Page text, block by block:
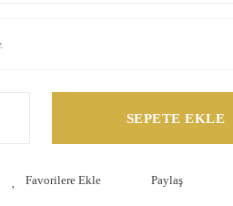
SEPETE EKLE
Paylaş